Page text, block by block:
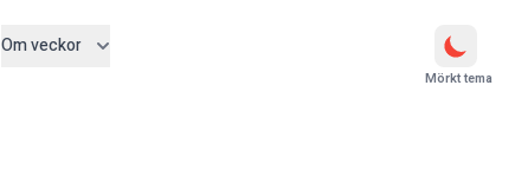
Om veckor
Mörkt tema